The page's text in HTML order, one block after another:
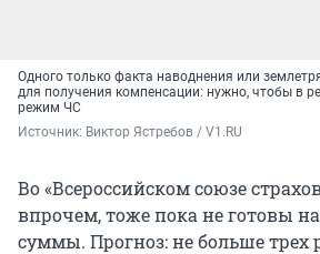
Одного только факта наводнения или
для получения компенсации: нужно, чтобы в
режим ЧС
Источник: Виктор Ястребов / V1.RU
Во «Всероссийском союзе
впрочем, тоже пока не готовы
суммы. Прогноз: не больше трех